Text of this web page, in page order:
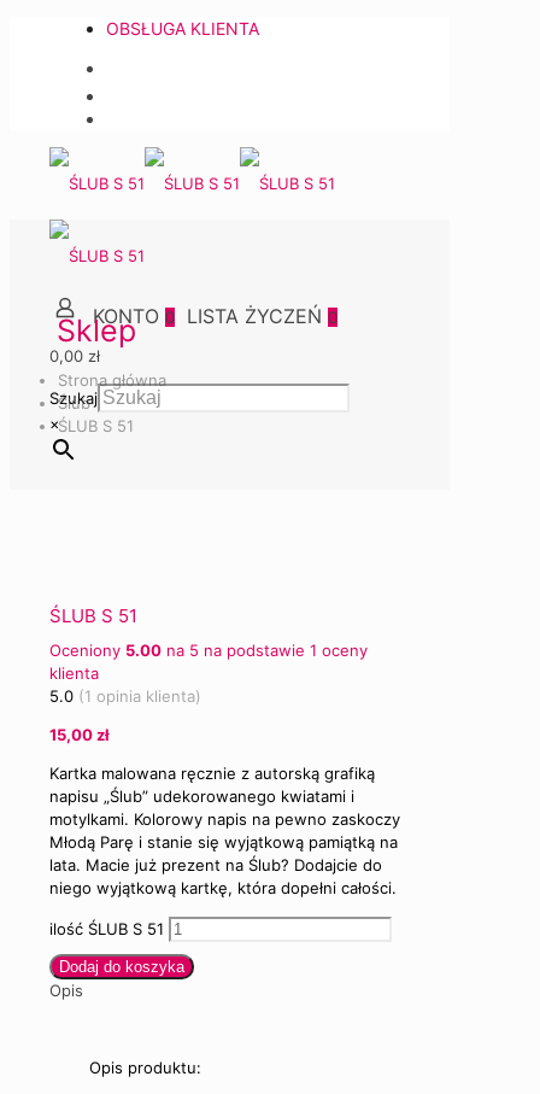
OBSŁUGA KLIENTA
0
0
0,00 zł
Szukaj
×
Sklep
Strona główna
Ślub
ŚLUB S 51
ŚLUB S 51
Oceniony 5.00 na 5 na podstawie 1 oceny
klienta
5.0 (1 opinia klienta)
15,00zł
Kartka malowana ręcznie z autorską grafiką
napisu „Ślub” udekorowanego kwiatami i
motylkami. Kolorowy napis na pewno zaskoczy
Młodą Parę i stanie się wyjątkową pamiątką na
lata. Macie już prezent na Ślub? Dodajcie do
niego wyjątkową kartkę, która dopełni całości.
ilość ŚLUB S 51
Dodaj do koszyka
Opis
Opis produktu: